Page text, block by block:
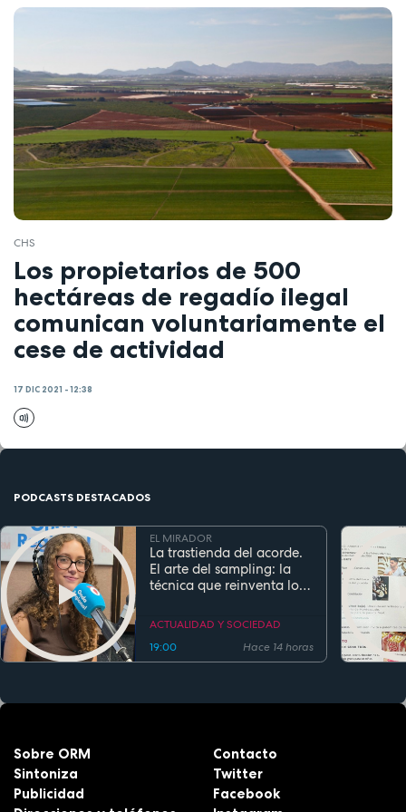
CHS
Los propietarios de 500
hectáreas de regadío ilegal
comunican voluntariamente el
cese de actividad
17 DIC 2021 - 12:38
PODCASTS DESTACADOS
EL MIRADOR
La trastienda del acorde.
El arte del sampling: la
técnica que reinventa los
actual
ACTUALIDAD Y SOCIEDAD
19:00
Hace 14 horas
Sobre ORM
Sintoniza
Publicidad
Contacto
Twitter
Facebook